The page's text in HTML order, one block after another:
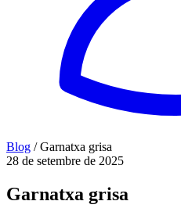
Blog / Garnatxa grisa
28 de setembre de 2025
Garnatxa grisa